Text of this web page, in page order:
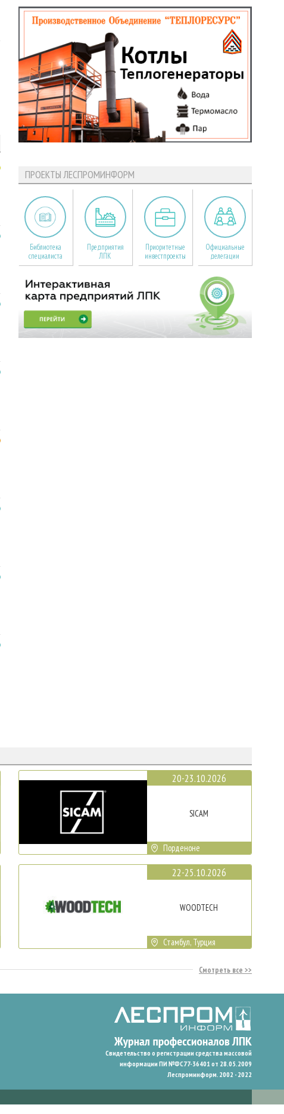
ПРОЕКТЫ ЛЕСПРОМИНФОРМ
Библиотека
специалиста
Предприятия
ЛПК
Приоритетные
инвестпроекты
Официальные
делегации
20-23.10.2026
SICAM
Порденоне
22-25.10.2026
WOODTECH
Стамбул, Турция
Смотреть все
Свидетельство о регистрации средства массовой
информации ПИ №ФС77-36401 от 28.05.2009
Леспроминформ. 2002 - 2022